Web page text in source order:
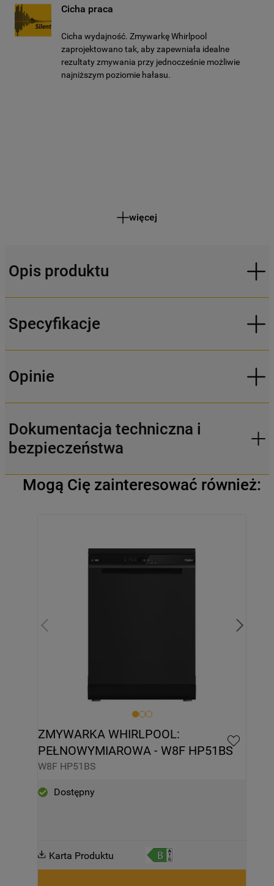
Cicha praca
Cicha wydajność. Zmywarkę Whirlpool
zaprojektowano tak, aby zapewniała idealne
rezultaty zmywania przy jednocześnie możliwie
najniższym poziomie hałasu.
więcej
Opis produktu
Specyfikacje
Opinie
Dokumentacja techniczna i
bezpieczeństwa
Mogą Cię zainteresować również:
ZMYWARKA WHIRLPOOL:
PEŁNOWYMIAROWA - W8F HP51BS
W8F HP51BS
Dostępny
Karta Produktu